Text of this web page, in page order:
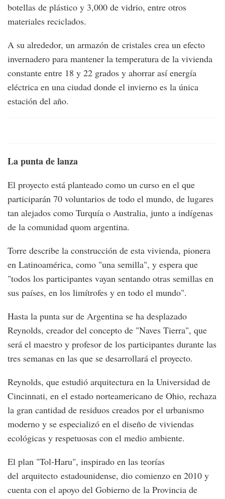
botellas de plástico y 3,000 de vidrio, entre otros
materiales reciclados.
A su alrededor, un armazón de cristales crea un efecto
invernadero para mantener la temperatura de la vivienda
constante entre 18 y 22 grados y ahorrar así energía
eléctrica en una ciudad donde el invierno es la única
estación del año.
La punta de lanza
El proyecto está planteado como un curso en el que
participarán 70 voluntarios de todo el mundo, de lugares
tan alejados como Turquía o Australia, junto a indígenas
de la comunidad quom argentina.
Torre describe la construcción de esta vivienda, pionera
en Latinoamérica, como "una semilla", y espera que
"todos los participantes vayan sentando otras semillas en
sus países, en los limítrofes y en todo el mundo".
Hasta la punta sur de Argentina se ha desplazado
Reynolds, creador del concepto de "Naves Tierra", que
será el maestro y profesor de los participantes durante las
tres semanas en las que se desarrollará el proyecto.
Reynolds, que estudió arquitectura en la Universidad de
Cincinnati, en el estado norteamericano de Ohio, rechaza
la gran cantidad de residuos creados por el urbanismo
moderno y se especializó en el diseño de viviendas
ecológicas y respetuosas con el medio ambiente.
El plan "Tol-Haru", inspirado en las teorías
del arquitecto estadounidense, dio comienzo en 2010 y
cuenta con el apoyo del Gobierno de la Provincia de